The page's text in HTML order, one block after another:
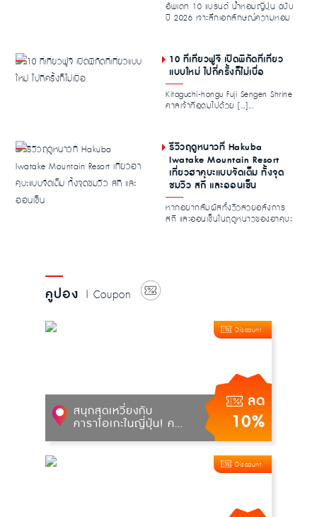
อัพเดท 10 แบรนด์ น้ำหอมญี่ปุ่น ฉบับ
ปี 2026 เจาะลึกเอกลักษณ์ความหอม
10 ที่เที่ยวฟูจิ เปิดพิกัดที่เที่ยว
แบบใหม่ ไปกี่ครั้งก็ไม่เบื่อ
Kitaguchi-hongu Fuji Sengen Shrine
ศาลเจ้าที่อุดมไปด้วย […]...
รีวิวฤดูหนาวที่ Hakuba
Iwatake Mountain Resort
เที่ยวฮาคุบะแบบจัดเต็ม ทั้งจุด
ชมวิว สกี และออนเซ็น
หากอยากสัมผัสทั้งวิวสวยอลังการ
สกี และออนเซ็นในฤดูหนาวของฮาคุบะ
คูปอง | Coupon
ลด
10%
Discount
สนุกสุดเหวี่ยงกับ
คาราโอเกะในญี่ปุ่น! ค...
Discount